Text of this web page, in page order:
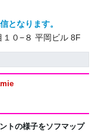
となります。
０−８ 平岡ビル 8F
トの様子をソフマップ